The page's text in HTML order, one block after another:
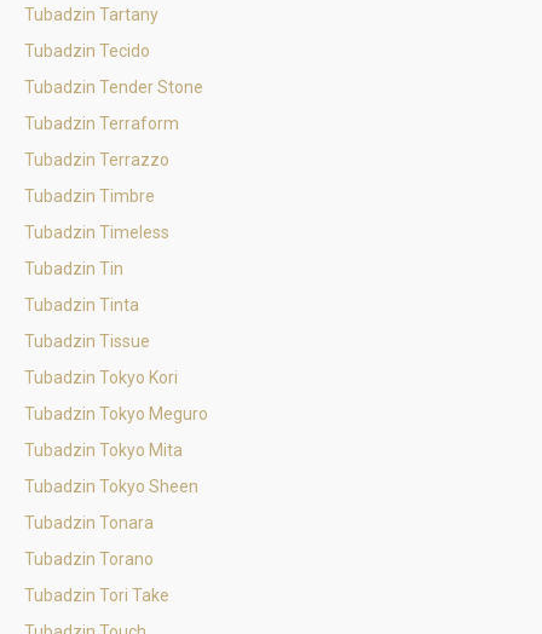
Tubadzin Tartany
Tubadzin Tecido
Tubadzin Tender Stone
Tubadzin Terraform
Tubadzin Terrazzo
Tubadzin Timbre
Tubadzin Timeless
Tubadzin Tin
Tubadzin Tinta
Tubadzin Tissue
Tubadzin Tokyo Kori
Tubadzin Tokyo Meguro
Tubadzin Tokyo Mita
Tubadzin Tokyo Sheen
Tubadzin Tonara
Tubadzin Torano
Tubadzin Tori Take